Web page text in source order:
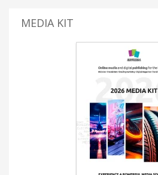
MEDIA KIT